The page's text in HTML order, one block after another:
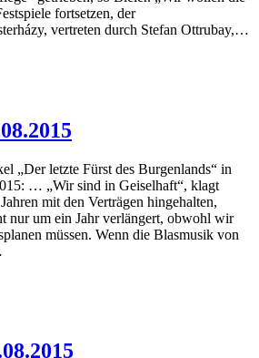
fortsetzen, der
vertreten durch Stefan Ottrubay,…
„Der letzte Fürst des Burgenlands“ in
… „Wir sind in Geiselhaft“, klagt
mit den Verträgen hingehalten,
nur um ein Jahr verlängert, obwohl wir
müssen. Wenn die Blasmusik von